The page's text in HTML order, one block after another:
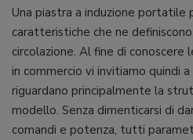
Una piastra a induzione
caratteristiche che ne
circolazione. Al fine di
in commercio vi invitiamo quindi
riguardano principalmente la
modello. Senza dimenticarsi di
comandi e potenza, tutti